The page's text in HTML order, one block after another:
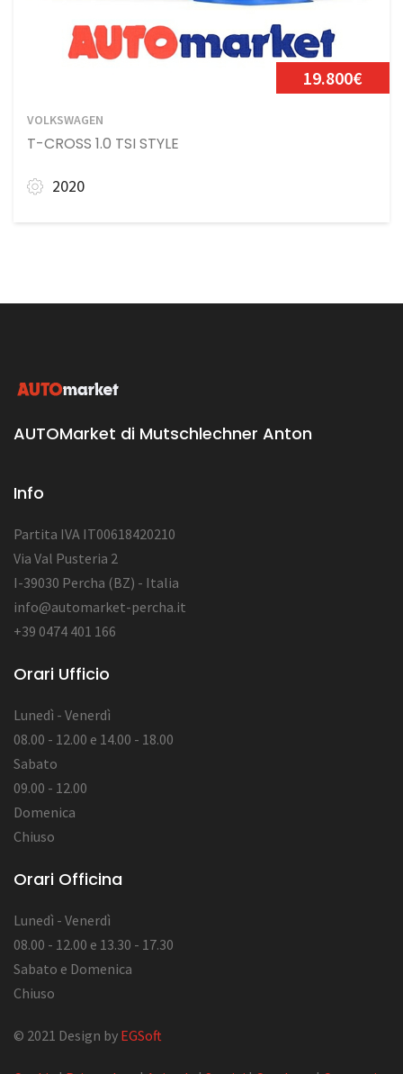
19.800€
VOLKSWAGEN
T-CROSS 1.0 TSI STYLE
2020
AUTOMarket di Mutschlechner Anton
Info
Partita IVA IT00618420210
Via Val Pusteria 2
I-39030 Percha (BZ) - Italia
info@automarket-percha.it
+39 0474 401 166
Orari Ufficio
Lunedì - Venerdì
08.00 - 12.00 e 14.00 - 18.00
Sabato
09.00 - 12.00
Domenica
Chiuso
Orari Officina
Lunedì - Venerdì
08.00 - 12.00 e 13.30 - 17.30
Sabato e Domenica
Chiuso
© 2021 Design by EGSoft